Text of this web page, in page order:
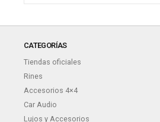
CATEGORÍAS
Tiendas oficiales
Rines
Accesorios 4×4
Car Audio